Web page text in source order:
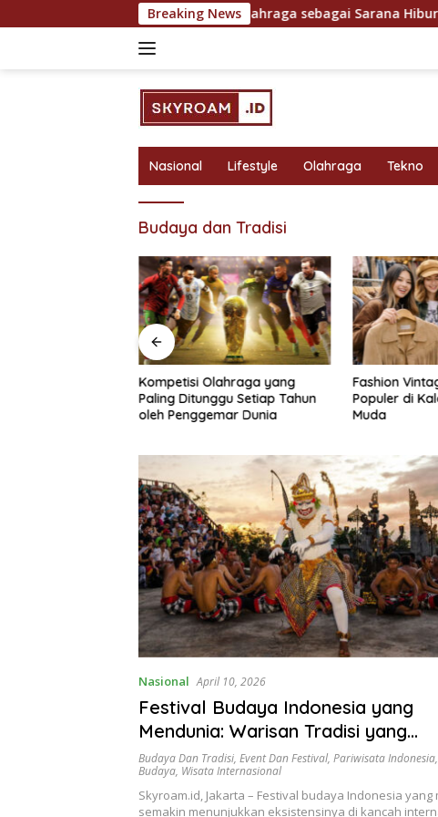
to
Breaking News
Olahraga sebagai Sarana Hiburan
Nasional Lifestyle Olahraga Tekno
Budaya dan Tradisi
Kompetisi Olahraga yang
Paling Ditunggu Setiap Tahun
oleh Penggemar Dunia
Fashion
Populer di
Muda
Nasional April 10, 2026
Festival Budaya Indonesia yang
Mendunia: Warisan Tradisi yang
Mendapat Pengakuan Global
Budaya Dan Tradisi, Event Dan Festival, Pariwisata Indonesia,
Budaya, Wisata Internasional
Skyroam.id, Jakarta – Festival budaya Indonesia yang
semakin menunjukkan eksistensinya di kancah